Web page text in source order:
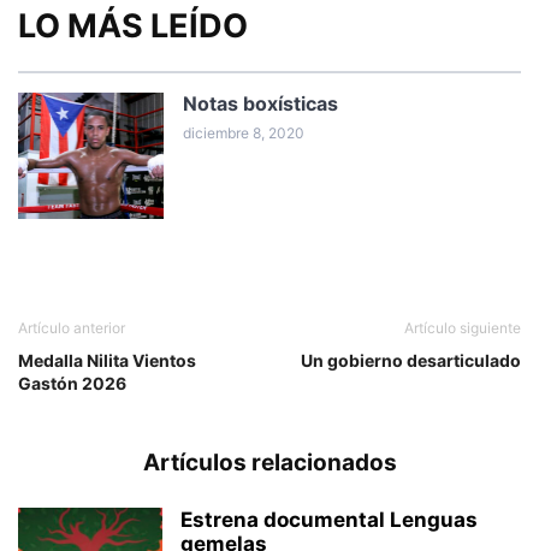
LO MÁS LEÍDO
Notas boxísticas
diciembre 8, 2020
Artículo anterior
Medalla Nilita Vientos
Gastón 2026
Artículo siguiente
Un gobierno desarticulado
Artículos relacionados
Estrena documental Lenguas
gemelas